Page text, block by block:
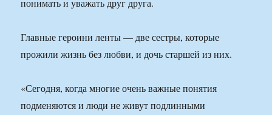
понимать и уважать друг друга.
Главные героини ленты — две сестры, которые
прожили жизнь без любви, и дочь старшей из них.
«Сегодня, когда многие очень важные понятия
подменяются и люди не живут подлинными